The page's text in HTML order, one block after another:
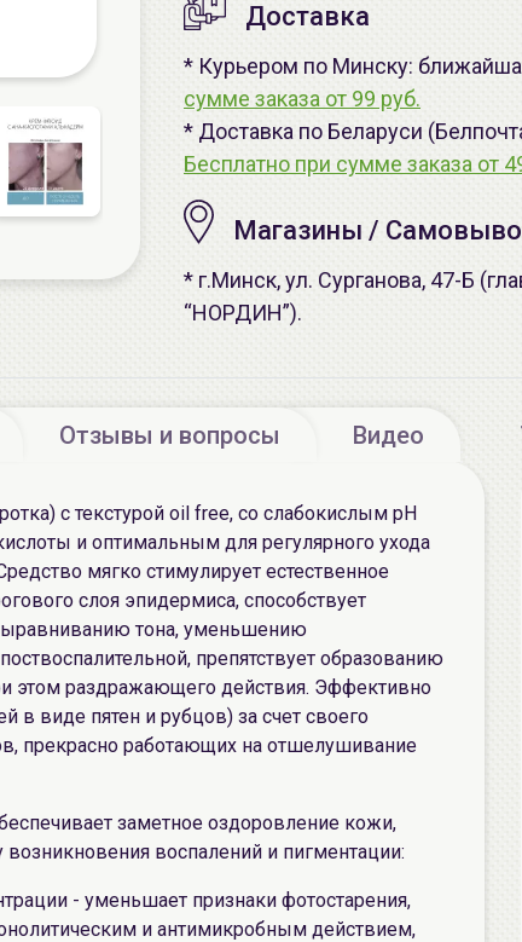
Доставка
* Курьером по Минску:
сумме заказа от 99 руб.
* Доставка по Беларуси
Бесплатно при сумме заказа от
Магазины /
* г.Минск, ул. Сурганова, 47-Б
“НОРДИН”).
Отзывы и вопросы Видео
с текстурой oil free, со слабокислым рН
и оптимальным для регулярного ухода
мягко стимулирует естественное
слоя эпидермиса, способствует
тона, уменьшению
препятствует образованию
этом раздражающего действия. Эффективно
в виде пятен и рубцов) за счет своего
прекрасно работающих на отшелушивание
заметное оздоровление кожи,
воспалений и пигментации:
- уменьшает признаки фотостарения,
и антимикробным действием,